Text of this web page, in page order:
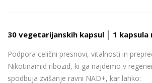
30 vegetarijanskih kapsul │ 1
Podpora celični presnovi, vitalnosti in
Nikotinamid ribozid, ki ga najdemo v
spodbuja zvišanje ravni NAD+, kar lahko: